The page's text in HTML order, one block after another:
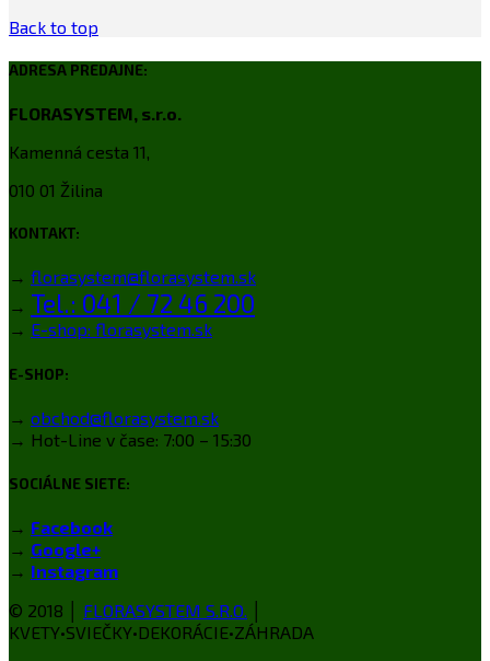
Back to top
ADRESA PREDAJNE:
FLORASYSTEM, s.r.o.
Kamenná cesta 11,
010 01 Žilina
KONTAKT:
→ florasystem@florasystem.sk
→ Tel.: 041 / 72 46 200
→ E-shop: florasystem.sk
E-SHOP:
→ obchod@florasystem.sk
→ Hot-Line v čase: 7:00 – 15:30
SOCIÁLNE SIETE:
→ Facebook
→ Google+
→ Instagram
© 2018 │ FLORASYSTEM S.R.O.
KVETY•SVIEČKY•DEKORÁCIE•ZÁHRADA